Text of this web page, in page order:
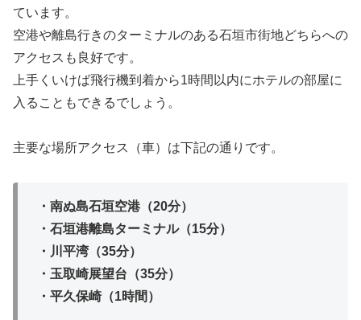
ています。
空港や離島行きのターミナルのある石垣市街地どちらへの
アクセスも良好です。
上手くいけば飛行機到着から1時間以内にホテルの部屋に
入ることもできるでしょう。
主要な場所アクセス（車）は下記の通りです。
・南ぬ島石垣空港（20分）
・石垣港離島ターミナル（15分）
・川平湾（35分）
・玉取崎展望台（35分）
・平久保崎（1時間）